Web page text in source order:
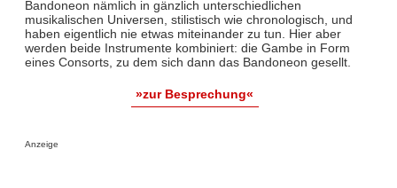
Bandoneon nämlich in gänzlich unterschiedlichen
musikalischen Universen, stilistisch wie chronologisch, und
haben eigentlich nie etwas miteinander zu tun. Hier aber
werden beide Instrumente kombiniert: die Gambe in Form
eines Consorts, zu dem sich dann das Bandoneon gesellt.
»zur Besprechung«
Anzeige